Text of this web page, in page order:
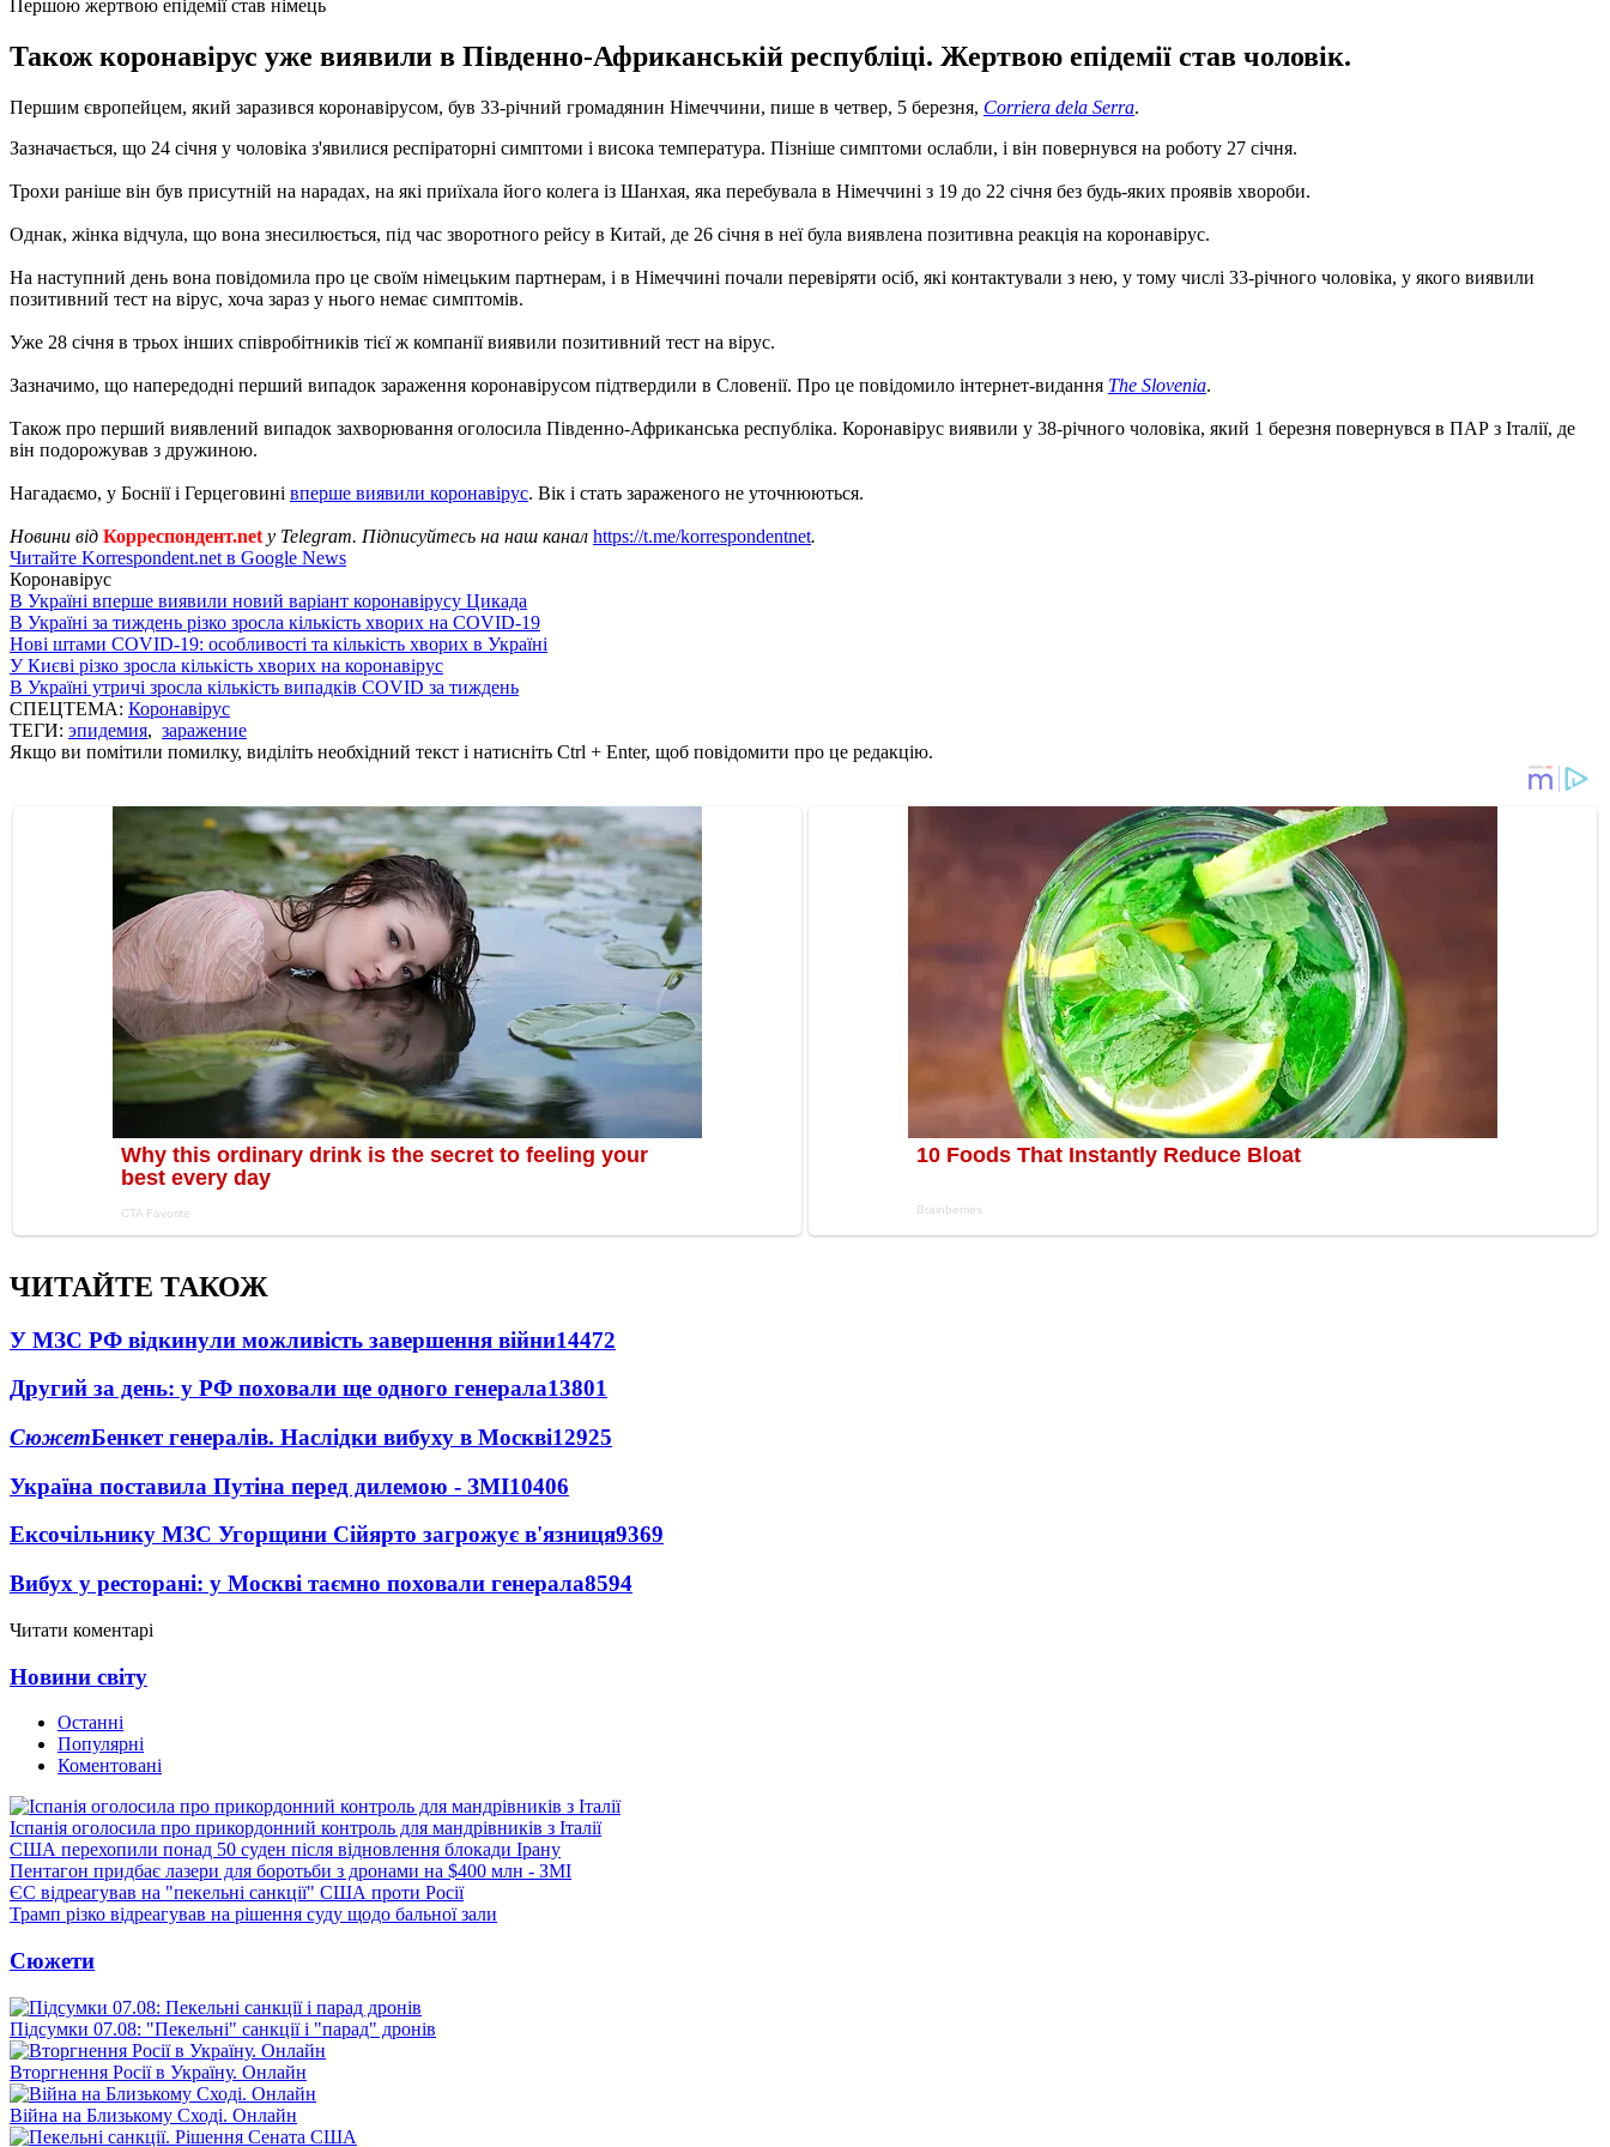
Першою жертвою епідемії став німець
Також коронавірус уже виявили в Південно-Африканській республіці. Жертвою епідемії став чоловік.
Першим європейцем, який заразився коронавірусом, був 33-річний громадянин Німеччини, пише в четвер, 5 березня, Corriera dela Serra.
Зазначається, що 24 січня у чоловіка з'явилися респіраторні симптоми і висока температура. Пізніше симптоми ослабли, і він повернувся на роботу 27 січня.
Трохи раніше він був присутній на нарадах, на які приїхала його колега із Шанхая, яка перебувала в Німеччині з 19 до 22 січня без будь-яких проявів хвороби.
Однак, жінка відчула, що вона знесилюється, під час зворотного рейсу в Китай, де 26 січня в неї була виявлена ​​позитивна реакція на коронавірус.
На наступний день вона повідомила про це своїм німецьким партнерам, і в Німеччині почали перевіряти осіб, які контактували з нею, у тому числі 33-річного чоловіка, у якого виявили
позитивний тест на вірус, хоча зараз у нього немає симптомів.
Уже 28 січня в трьох інших співробітників тієї ж компанії виявили позитивний тест на вірус.
Зазначимо, що напередодні перший випадок зараження коронавірусом підтвердили в Словенії. Про це повідомило інтернет-видання The Slovenia.
Також про перший виявлений випадок захворювання оголосила Південно-Африканська республіка. Коронавірус виявили у 38-річного чоловіка, який 1 березня повернувся в ПАР з Італії, де
він подорожував з дружиною.
Нагадаємо, у Боснії і Герцеговині вперше виявили коронавірус. Вік і стать зараженого не уточнюються.
Новини від Корреспондент.net у Telegram. Підписуйтесь на наш канал https://t.me/korrespondentnet.
Читайте Korrespondent.net в Google News
Коронавірус
В Україні вперше виявили новий варіант коронавірусу Цикада
В Україні за тиждень різко зросла кількість хворих на COVID-19
Нові штами COVID-19: особливості та кількість хворих в Україні
У Києві різко зросла кількість хворих на коронавірус
В Україні утричі зросла кількість випадків COVID за тиждень
СПЕЦТЕМА: Коронавірус
ТЕГИ: эпидемия, заражение
Якщо ви помітили помилку, виділіть необхідний текст і натисніть Ctrl + Enter, щоб повідомити про це редакцію.
ЧИТАЙТЕ ТАКОЖ
У МЗС РФ відкинули можливість завершення війни14472
Другий за день: у РФ поховали ще одного генерала13801
СюжетБенкет генералів. Наслідки вибуху в Москві12925
Україна поставила Путіна перед дилемою - ЗМІ10406
Ексочільнику МЗС Угорщини Сійярто загрожує в'язниця9369
Вибух у ресторані: у Москві таємно поховали генерала8594
Читати коментарі
Новини світу
Останні
Популярні
Коментовані
Іспанія оголосила про прикордонний контроль для мандрівників з Італії
США перехопили понад 50 суден після відновлення блокади Ірану
Пентагон придбає лазери для боротьби з дронами на $400 млн - ЗМІ
ЄС відреагував на "пекельні санкції" США проти Росії
Трамп різко відреагував на рішення суду щодо бальної зали
Сюжети
Підсумки 07.08: "Пекельні" санкції і "парад" дронів
Вторгнення Росії в Україну. Онлайн
Війна на Близькому Сході. Онлайн